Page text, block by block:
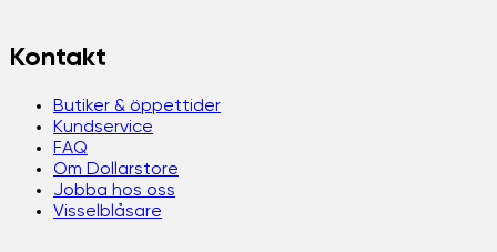
Kontakt
Butiker & öppettider
Kundservice
FAQ
Om Dollarstore
Jobba hos oss
Visselblåsare